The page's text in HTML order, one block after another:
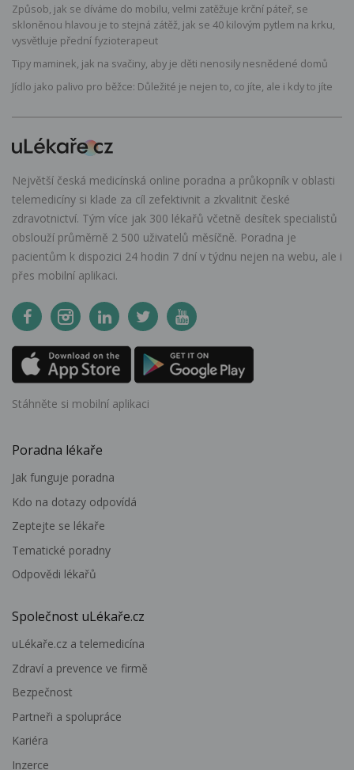
Způsob, jak se díváme do mobilu, velmi zatěžuje krční páteř, se
skloněnou hlavou je to stejná zátěž, jak se 40 kilovým pytlem na krku,
vysvětluje přední fyzioterapeut
Tipy maminek, jak na svačiny, aby je děti nenosily nesnědené domů
Jídlo jako palivo pro běžce: Důležité je nejen to, co jíte, ale i kdy to jíte
Největší česká medicínská online poradna a průkopník v oblasti
telemedicíny si klade za cíl zefektivnit a zkvalitnit české
zdravotnictví. Tým více jak 300 lékařů včetně desítek specialistů
obslouží průměrně 2 500 uživatelů měsíčně. Poradna je
pacientům k dispozici 24 hodin 7 dní v týdnu nejen na webu, ale i
přes mobilní aplikaci.
Stáhněte si mobilní aplikaci
Poradna lékaře
Jak funguje poradna
Kdo na dotazy odpovídá
Zeptejte se lékaře
Tematické poradny
Odpovědi lékařů
Společnost uLékaře.cz
uLékaře.cz a telemedicína
Zdraví a prevence ve firmě
Bezpečnost
Partneři a spolupráce
Kariéra
Inzerce